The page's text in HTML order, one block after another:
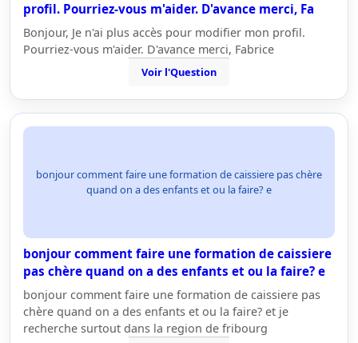
profil. Pourriez-vous m'aider. D'avance merci, Fa
Bonjour, Je n'ai plus accès pour modifier mon profil.
Pourriez-vous m'aider. D'avance merci, Fabrice
Voir l'Question
bonjour comment faire une formation de caissiere pas chère
quand on a des enfants et ou la faire? e
bonjour comment faire une formation de caissiere
pas chère quand on a des enfants et ou la faire? e
bonjour comment faire une formation de caissiere pas
chère quand on a des enfants et ou la faire? et je
recherche surtout dans la region de fribourg